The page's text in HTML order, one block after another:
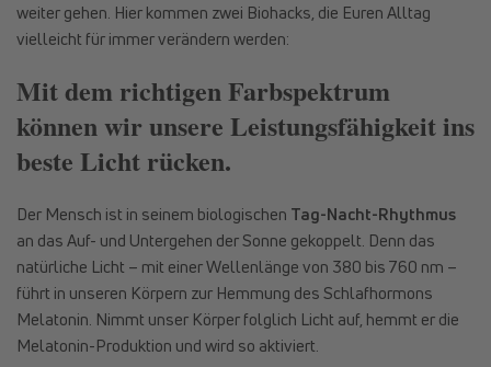
weiter gehen. Hier kommen zwei Biohacks, die Euren Alltag
vielleicht für immer verändern werden:
Mit dem richtigen Farbspektrum
können wir unsere Leistungsfähigkeit ins
beste Licht rücken.
Der Mensch ist in seinem biologischen Tag-Nacht-Rhythmus
an das Auf- und Untergehen der Sonne gekoppelt. Denn das
natürliche Licht – mit einer Wellenlänge von 380 bis 760 nm –
führt in unseren Körpern zur Hemmung des Schlafhormons
Melatonin. Nimmt unser Körper folglich Licht auf, hemmt er die
Melatonin-Produktion und wird so aktiviert.